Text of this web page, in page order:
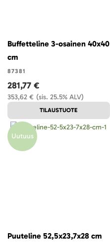
Buffetteline 3-osainen 40x40
cm
87381
(sis. 25.5% ALV)
353,62 €
281,77 €
TILAUSTUOTE
Uutuus
Puuteline 52,5x23,7x28 cm